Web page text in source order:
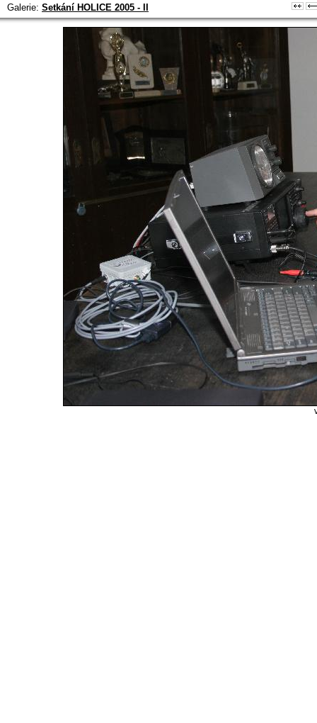
Galerie: Setkání HOLICE 2005 - II